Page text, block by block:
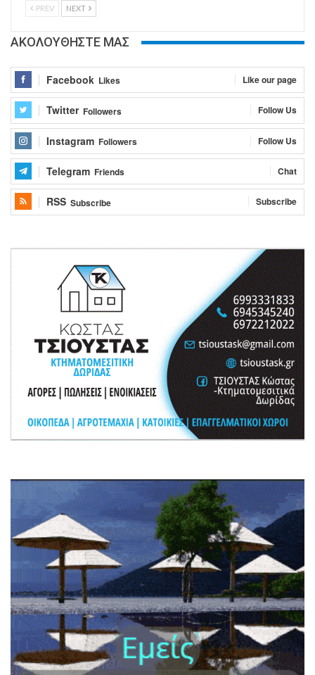
PREV NEXT
ΑΚΟΛΟΥΘΗΣΤΕ ΜΑΣ
Facebook Likes Like our page
Twitter Followers Follow Us
Instagram Followers Follow Us
Telegram Friends Chat
RSS Subscribe Subscribe